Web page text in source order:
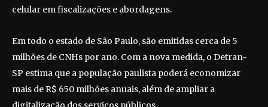
celular em fiscalizações e abordagens.
Em todo o estado de São Paulo, são emitidas cerca de 5
milhões de CNHs por ano. Com a nova medida, o Detran-
SP estima que a população paulista poderá economizar
mais de R$ 650 milhões anuais, além de ampliar a